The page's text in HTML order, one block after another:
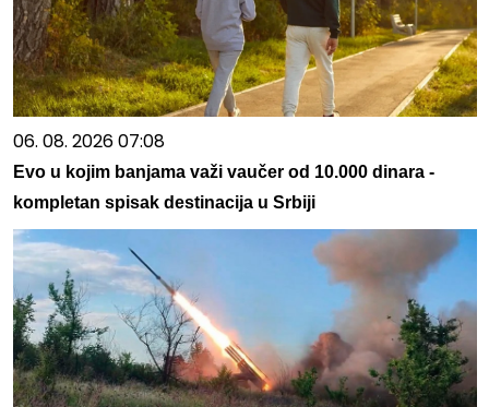
06. 08. 2026 07:08
Evo u kojim banjama važi vaučer od 10.000 dinara -
kompletan spisak destinacija u Srbiji